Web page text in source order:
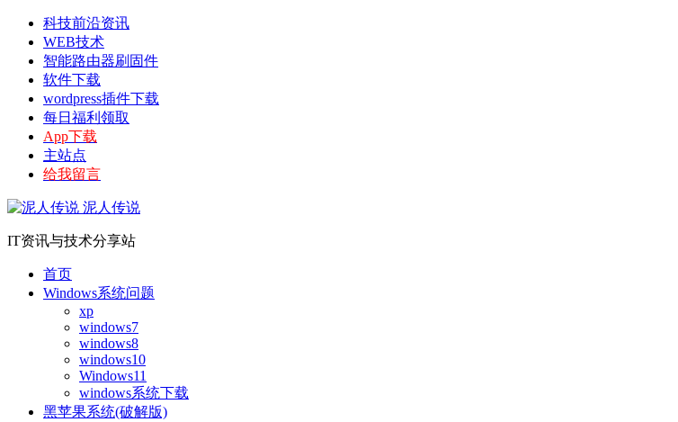
科技前沿资讯
WEB技术
智能路由器刷固件
软件下载
wordpress插件下载
每日福利领取
App下载
主站点
给我留言
泥人传说
IT资讯与技术分享站
首页
Windows系统问题
xp
windows7
windows8
windows10
Windows11
windows系统下载
黑苹果系统(破解版)